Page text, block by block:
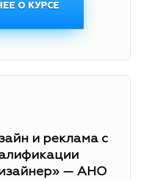
О КУРСЕ
и реклама с
— АНО